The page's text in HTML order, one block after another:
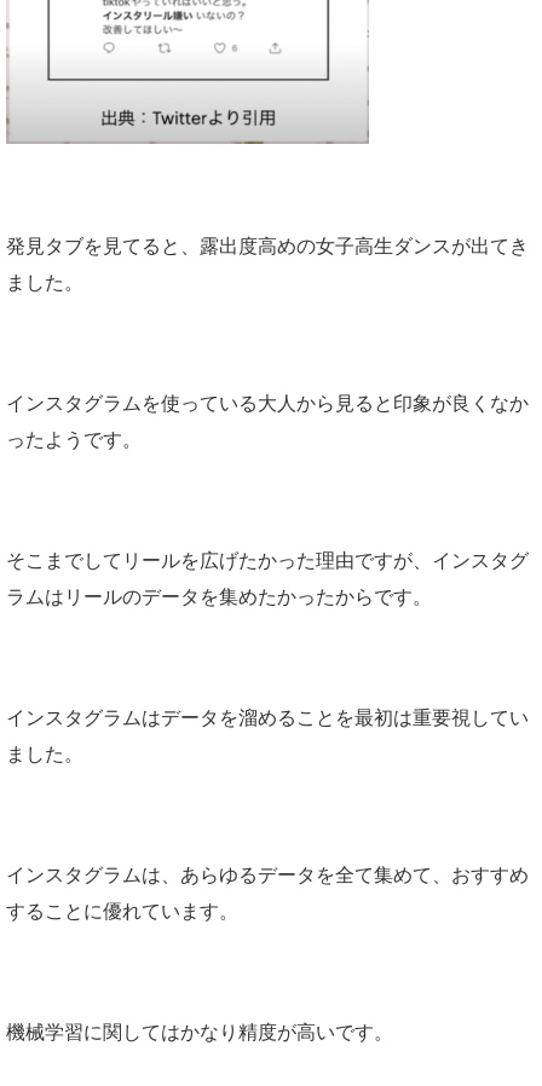
発見タブを見てると、露出度高めの女子高生ダンスが出てき
ました。
インスタグラムを使っている大人から見ると印象が良くなか
ったようです。
そこまでしてリールを広げたかった理由ですが、インスタグ
ラムはリールのデータを集めたかったからです。
インスタグラムはデータを溜めることを最初は重要視してい
ました。
インスタグラムは、あらゆるデータを全て集めて、おすすめ
することに優れています。
機械学習に関してはかなり精度が高いです。